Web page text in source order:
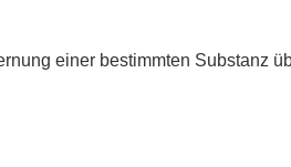
einer bestimmten Substanz